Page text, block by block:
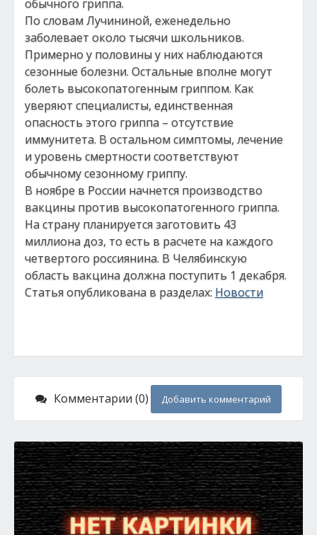
обычного гриппа.
По словам Лучининой, еженедельно
заболевает около тысячи школьников.
Примерно у половины у них наблюдаются
сезонные болезни. Остальные вполне могут
болеть высокопатогенным гриппом. Как
уверяют специалисты, единственная
опасность этого гриппа – отсутствие
иммунитета. В остальном симптомы, лечение
и уровень смертности соответствуют
обычному сезонному гриппу.
В ноябре в России начнется производство
вакцины против высокопатогенного гриппа.
На страну планируется заготовить 43
миллиона доз, то есть в расчете на каждого
четвертого россиянина. В Челябинскую
область вакцина должна поступить 1 декабря.
Статья опубликована в разделах: Новости
Комментарии (0) Добавить комментарий